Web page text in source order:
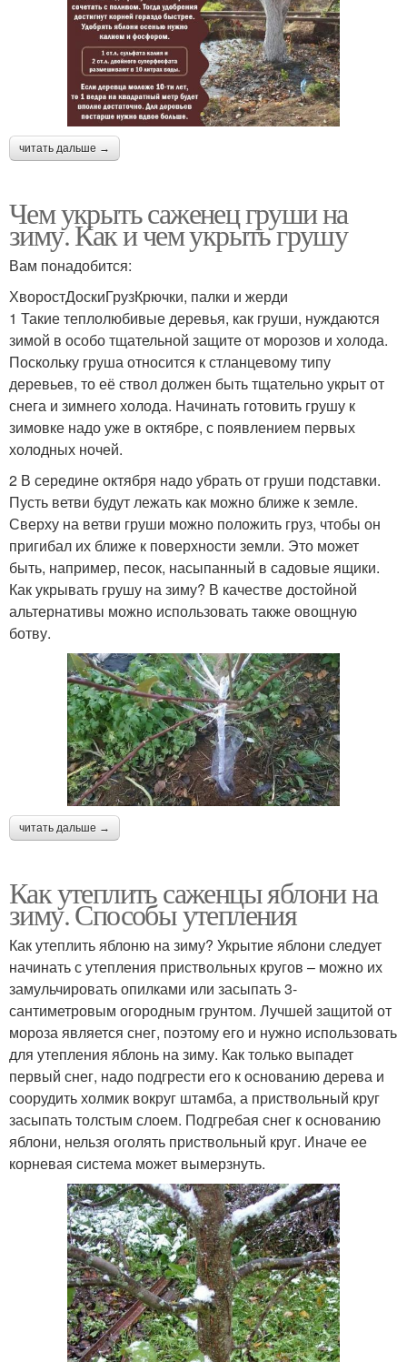
читать дальше →
Чем укрыть саженец груши на
зиму. Как и чем укрыть грушу
Вам понадобится:
ХворостДоскиГрузКрючки, палки и жерди
1 Такие теплолюбивые деревья, как груши, нуждаются
зимой в особо тщательной защите от морозов и холода.
Поскольку груша относится к стланцевому типу
деревьев, то её ствол должен быть тщательно укрыт от
снега и зимнего холода. Начинать готовить грушу к
зимовке надо уже в октябре, с появлением первых
холодных ночей.
2 В середине октября надо убрать от груши подставки.
Пусть ветви будут лежать как можно ближе к земле.
Сверху на ветви груши можно положить груз, чтобы он
пригибал их ближе к поверхности земли. Это может
быть, например, песок, насыпанный в садовые ящики.
Как укрывать грушу на зиму? В качестве достойной
альтернативы можно использовать также овощную
ботву.
читать дальше →
Как утеплить саженцы яблони на
зиму. Способы утепления
Как утеплить яблоню на зиму? Укрытие яблони следует
начинать с утепления приствольных кругов – можно их
замульчировать опилками или засыпать 3-
сантиметровым огородным грунтом. Лучшей защитой от
мороза является снег, поэтому его и нужно использовать
для утепления яблонь на зиму. Как только выпадет
первый снег, надо подгрести его к основанию дерева и
соорудить холмик вокруг штамба, а приствольный круг
засыпать толстым слоем. Подгребая снег к основанию
яблони, нельзя оголять приствольный круг. Иначе ее
корневая система может вымерзнуть.